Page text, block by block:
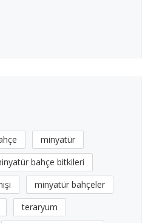
minyatür
bahçe bitkileri
minyatür bahçeler
teraryum